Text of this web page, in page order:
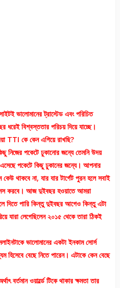
ভালোমানের ট্রাস্টেড এবং পরিচিত
বিশ্বস্ততার পরিচয় দিয়ে যাচ্ছে।
TTI কে কেন এগিয়ে রাখছি?
নিজের পকেটে ঢুকানোর জন্যে তেমনি উদয়
এসেছে পকেটে কিছু ঢুকানের জন্যে। আপনার
থাকবে না, যার যার টার্গেট পুরন হলে সবাই
করবে। আজ দুইবছর হওয়াতে আমরা
দিতে পারি কিন্তু দুইবছর আগেও কিন্তু এটা
যারা লেগেছিলেন ২০১৫ থেকে তারা ঠিকই
ভালোমানের একটা ইনকাম সোর্স
বেছে নিতে পারেন। এটাকে কেন বেছে
বর্তমান ওয়ার্ল্ডে টিকে থাকার ক্ষমতা তার